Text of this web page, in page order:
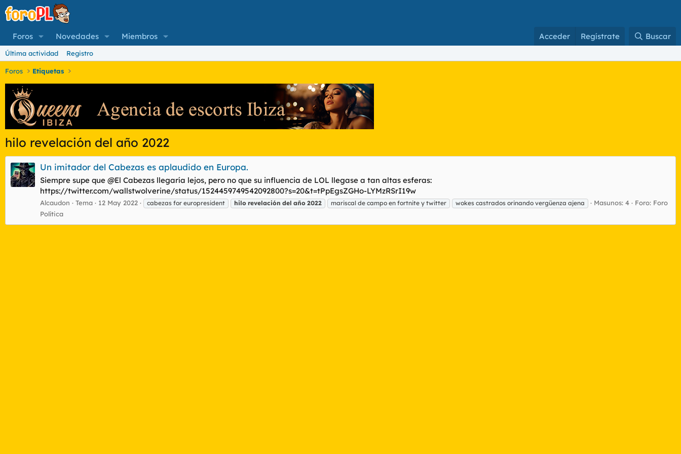
Foros Novedades Miembros Acceder Regístrate Buscar
Última actividad Registro
Foros Etiquetas
hilo revelación del año 2022
Un imitador del Cabezas es aplaudido en Europa.
Siempre supe que @El Cabezas llegaría lejos, pero no que su influencia de LOL llegase a tan altas esferas:
https://twitter.com/wallstwolverine/status/1524459749542092800?s=20&t=tPpEgsZGHo-LYMzRSrI19w
Alcaudon Tema 12 May 2022 cabezas for europresident hilo revelación del año 2022 mariscal de campo en fortnite y twitter wokes castrados orinando vergüenza ajena Masunos: 4 Foro: Foro
Política